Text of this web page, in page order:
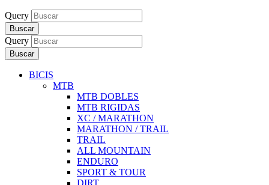
Query
Buscar
Query
Buscar
BICIS
MTB
MTB DOBLES
MTB RIGIDAS
XC / MARATHON
MARATHON / TRAIL
TRAIL
ALL MOUNTAIN
ENDURO
SPORT & TOUR
DIRT